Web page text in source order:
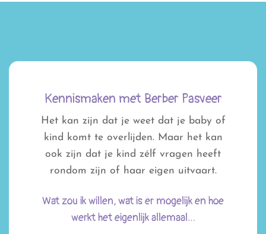
Kennismaken met Berber Pasveer
Het kan zijn dat je weet dat je baby of
kind komt te overlijden. Maar het kan
ook zijn dat je kind zélf vragen heeft
rondom zijn of haar eigen uitvaart.
Wat zou ik willen, wat is er mogelijk en hoe
werkt het eigenlijk allemaal…